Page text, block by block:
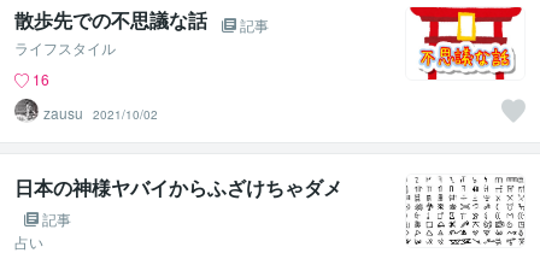
散歩先での不思議な話
記事
ライフスタイル
16
zausu
2021/10/02
日本の神様ヤバイからふざけちゃダメ
記事
占い